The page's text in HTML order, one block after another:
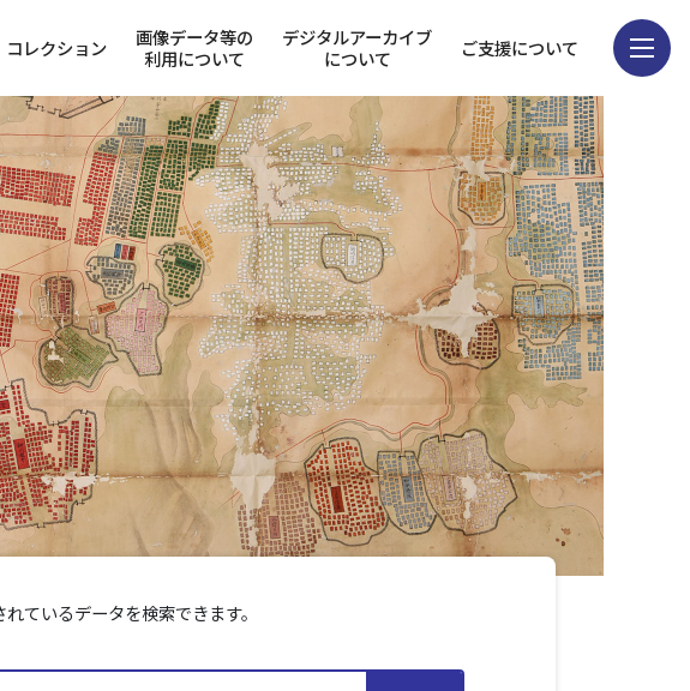
コレクション
画像データ等の
利用について
デジタルアーカイブ
について
ご支援について
ているデータを検索できます。
貴重資料を検索
コレクション
画像データ等の
利用について
デジタルアーカイブ
について
ご支援について